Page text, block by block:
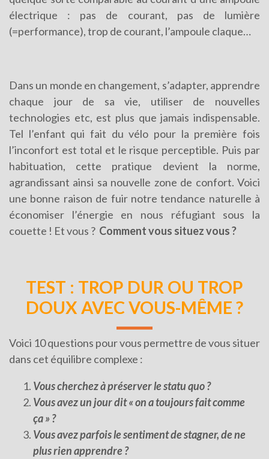
électrique : pas de courant, pas de lumière
(=performance), trop de courant, l’ampoule claque…
Dans un monde en changement, s’adapter, apprendre
chaque jour de sa vie, utiliser de nouvelles
technologies etc, est plus que jamais indispensable.
Tel l’enfant qui fait du vélo pour la première fois
l’inconfort est total et le risque perceptible. Puis par
habituation, cette pratique devient la norme,
agrandissant ainsi sa nouvelle zone de confort. Voici
une bonne raison de fuir notre tendance naturelle à
économiser l’énergie en nous réfugiant sous la
couette ! Et vous ? Comment vous situez vous ?
TEST : TROP DUR OU TROP
DOUX AVEC VOUS-MÊME ?
Voici 10 questions pour vous permettre de vous situer
dans cet équilibre complexe :
Vous cherchez à préserver le statu quo ?
Vous avez un jour dit « on a toujours fait comme
ça » ?
Vous avez parfois le sentiment de stagner, de ne
plus rien apprendre ?